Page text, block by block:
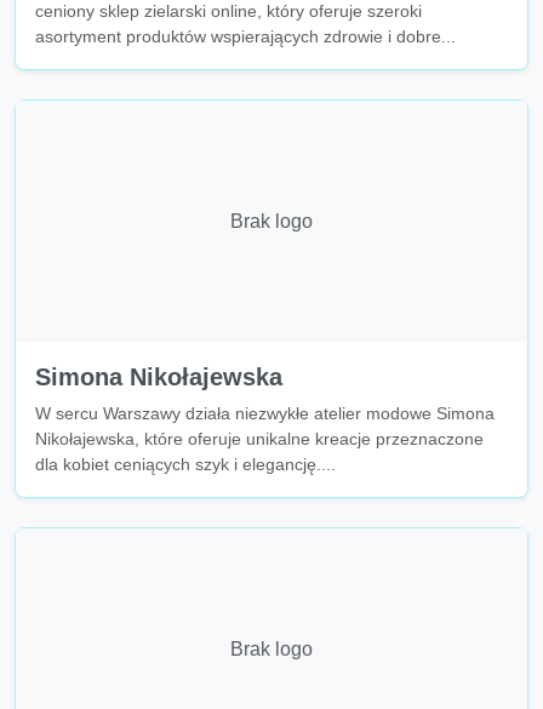
ceniony sklep zielarski online, który oferuje szeroki
asortyment produktów wspierających zdrowie i dobre...
Brak logo
Simona Nikołajewska
W sercu Warszawy działa niezwykłe atelier modowe Simona
Nikołajewska, które oferuje unikalne kreacje przeznaczone
dla kobiet ceniących szyk i elegancję....
Brak logo